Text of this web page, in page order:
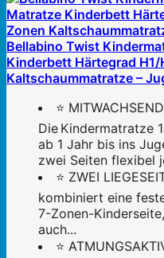
Bellabino Twist
Kinderbett Härtegrad
Kaltschaummatratze –
⭐
Die Kindermatratze
ab 1 Jahr bis ins
zwei Seiten flexibel
⭐ ZWEI
kombiniert eine
7-Zonen-
auch...
⭐